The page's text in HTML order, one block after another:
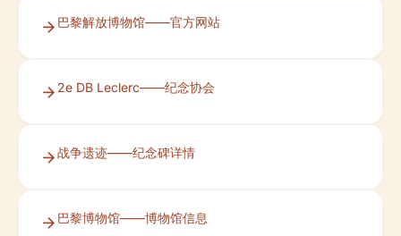
巴黎解放博物馆——官方网站
2e DB Leclerc——纪念协会
战争遗迹——纪念碑详情
巴黎博物馆——博物馆信息